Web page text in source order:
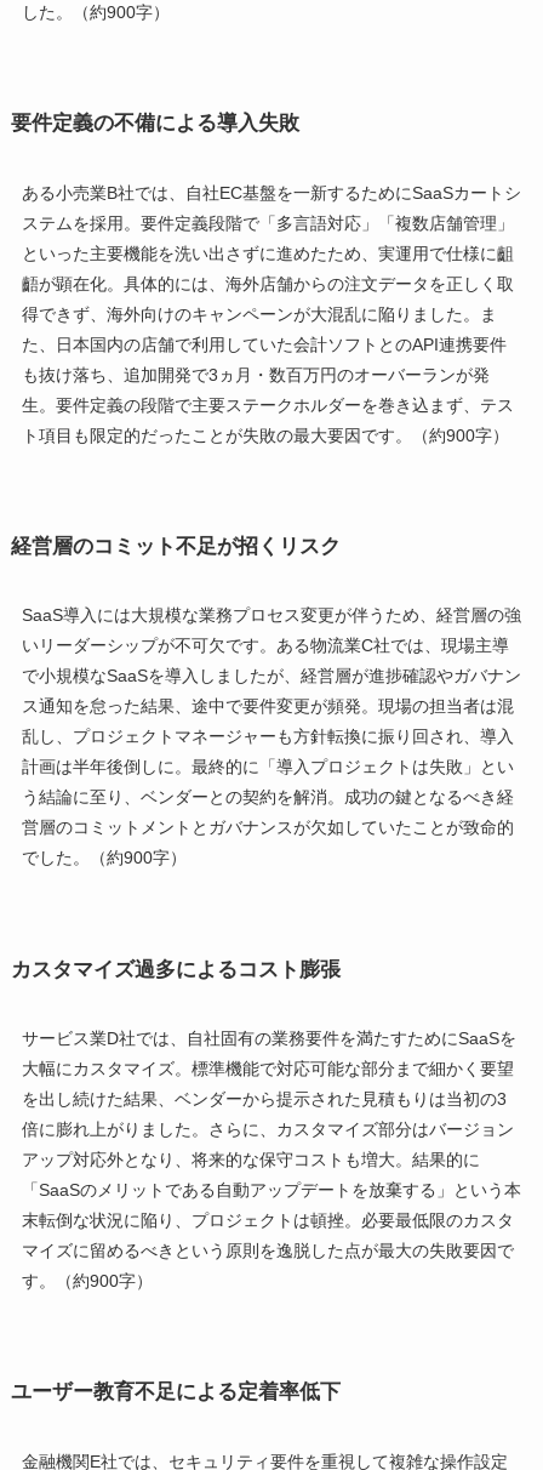
した。（約900字）
要件定義の不備による導入失敗
ある小売業B社では、自社EC基盤を一新するためにSaaSカートシ
ステムを採用。要件定義段階で「多言語対応」「複数店舗管理」
といった主要機能を洗い出さずに進めたため、実運用で仕様に齟
齬が顕在化。具体的には、海外店舗からの注文データを正しく取
得できず、海外向けのキャンペーンが大混乱に陥りました。ま
た、日本国内の店舗で利用していた会計ソフトとのAPI連携要件
も抜け落ち、追加開発で3ヵ月・数百万円のオーバーランが発
生。要件定義の段階で主要ステークホルダーを巻き込まず、テス
ト項目も限定的だったことが失敗の最大要因です。（約900字）
経営層のコミット不足が招くリスク
SaaS導入には大規模な業務プロセス変更が伴うため、経営層の強
いリーダーシップが不可欠です。ある物流業C社では、現場主導
で小規模なSaaSを導入しましたが、経営層が進捗確認やガバナン
ス通知を怠った結果、途中で要件変更が頻発。現場の担当者は混
乱し、プロジェクトマネージャーも方針転換に振り回され、導入
計画は半年後倒しに。最終的に「導入プロジェクトは失敗」とい
う結論に至り、ベンダーとの契約を解消。成功の鍵となるべき経
営層のコミットメントとガバナンスが欠如していたことが致命的
でした。（約900字）
カスタマイズ過多によるコスト膨張
サービス業D社では、自社固有の業務要件を満たすためにSaaSを
大幅にカスタマイズ。標準機能で対応可能な部分まで細かく要望
を出し続けた結果、ベンダーから提示された見積もりは当初の3
倍に膨れ上がりました。さらに、カスタマイズ部分はバージョン
アップ対応外となり、将来的な保守コストも増大。結果的に
「SaaSのメリットである自動アップデートを放棄する」という本
末転倒な状況に陥り、プロジェクトは頓挫。必要最低限のカスタ
マイズに留めるべきという原則を逸脱した点が最大の失敗要因で
す。（約900字）
ユーザー教育不足による定着率低下
金融機関E社では、セキュリティ要件を重視して複雑な操作設定